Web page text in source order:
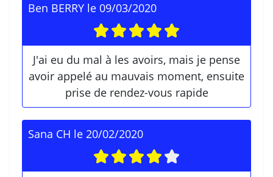
Ben BERRY le 09/03/2020
J'ai eu du mal à les avoirs, mais je pense
avoir appelé au mauvais moment, ensuite
prise de rendez-vous rapide
Sana CH le 20/02/2020